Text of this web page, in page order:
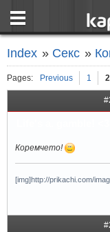
Index » Секс »
Pages: Previous 1 2
Коремчето!
[img]http://prikachi.com/